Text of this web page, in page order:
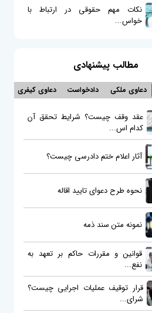
نکات مهم حقوقی در ارتباط با
خواس...
مطالب پیشنهادی
دعاوی ملکی دادخواست دعاوی کیفری
عقد وقف چیست؟ شرایط تحقق آن
کدام اس...
آثار اعلام ختم دادرسی چیست؟
نحوه طرح دعوای تایید اقاله
نمونه متن سند ذمه
قوانین و مقررات حاکم بر تعهد به
نفع...
قرار توقیف عملیات اجرایی چیست؟
شرای...